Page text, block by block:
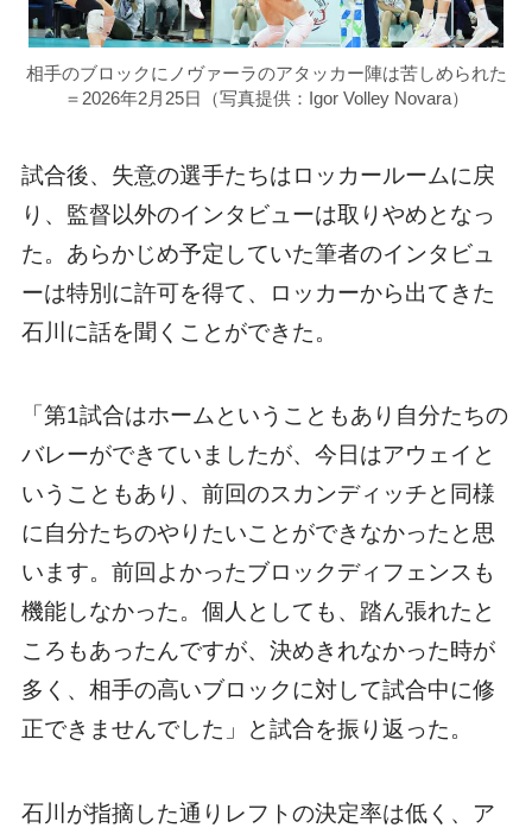
相手のブロックにノヴァーラのアタッカー陣は苦しめられた
＝2026年2月25日（写真提供：Igor Volley Novara）
試合後、失意の選手たちはロッカールームに戻
り、監督以外のインタビューは取りやめとなっ
た。あらかじめ予定していた筆者のインタビュ
ーは特別に許可を得て、ロッカーから出てきた
石川に話を聞くことができた。
「第1試合はホームということもあり自分たちの
バレーができていましたが、今日はアウェイと
いうこともあり、前回のスカンディッチと同様
に自分たちのやりたいことができなかったと思
います。前回よかったブロックディフェンスも
機能しなかった。個人としても、踏ん張れたと
ころもあったんですが、決めきれなかった時が
多く、相手の高いブロックに対して試合中に修
正できませんでした」と試合を振り返った。
石川が指摘した通りレフトの決定率は低く、ア